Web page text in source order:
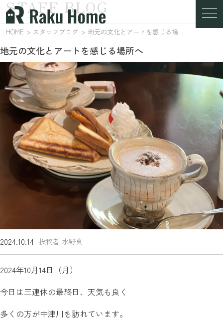
スタッフブログ
STAFF BLOG
HOME スタッフブログ 地元の文化とアートを感じる場所へ
地元の文化とアートを感じる場所へ
2024.10.14 投稿者 水野真
2024年10月14日（月）
今日は三連休の最終日、天気も良く
多くの方が中津川を訪れています。